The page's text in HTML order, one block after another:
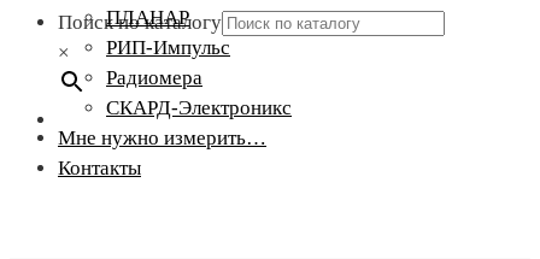
Поиск по каталогу
×
ПЛАНАР
РИП-Импульс
Радиомера
СКАРД-Электроникс
Мне нужно измерить…
Контакты